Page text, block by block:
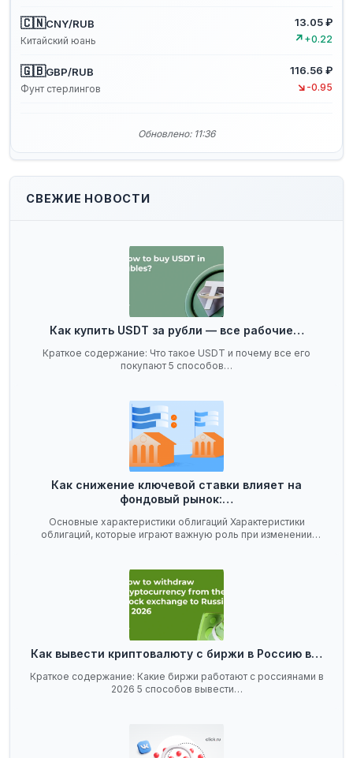
🇨🇳CNY/RUB
Китайский юань
13.05 ₽
↗ +0.22
🇬🇧GBP/RUB
Фунт стерлингов
116.56 ₽
↘ -0.95
Обновлено: 11:36
СВЕЖИЕ НОВОСТИ
Как купить USDT за рубли — все рабочие…
Краткое содержание: Что такое USDT и почему все его
покупают 5 способов…
Как снижение ключевой ставки влияет на
фондовый рынок:…
Основные характеристики облигаций Характеристики
облигаций, которые играют важную роль при изменении
Как вывести криптовалюту с биржи в Россию в…
Краткое содержание: Какие биржи работают с россиянами в
2026 5 способов вывести…